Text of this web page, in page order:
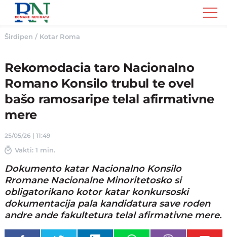
Romane
Nemivata
Širdipen / Kotar Roma
Rekomodacia taro Nacionalno
Romano Konsilo trubul te ovel
bašo ramosaripe telal afirmativne
mere
25/05/26 | 11:49
Vakti: 1 min.
Dokumento katar Nacionalno Konsilo
Rromane Nacionalne Minoritetosko si
obligatorikano kotor katar konkursoski
dokumentacija pala kandidatura save roden
andre ande fakultetura telal afirmativne mere.